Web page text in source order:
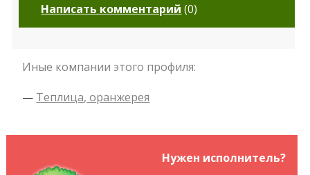
Написать комментарий (0)
Иные компании этого профиля:
— Теплица, оранжерея
Нужен исполнитель?